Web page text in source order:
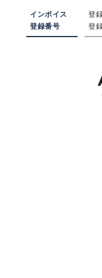
インボイス
登録番号
登
登